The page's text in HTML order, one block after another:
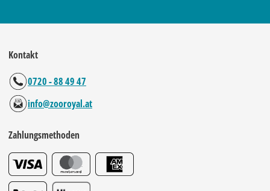
Kontakt
0720 - 88 49 47
info@zooroyal.at
Zahlungsmethoden